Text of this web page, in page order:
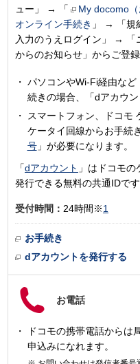
ュー」 → 「 My docomo（
オンライン手続き 」 → 「規
入力のうえログイン」 →
からのお知らせ」からご登録
パソコンやWi-Fi経由な
続きの場合、「dアカウン
スマートフォン、ドコモ
ケータイ回線からお手続
号」が必要になります。
「dアカウント 」はドコモ
発行できる無料の共通IDです
受付時間： 24時間※1
お手続き
dアカウントを発行する
お電話
ドコモの携帯電話からは
申込みになれます。